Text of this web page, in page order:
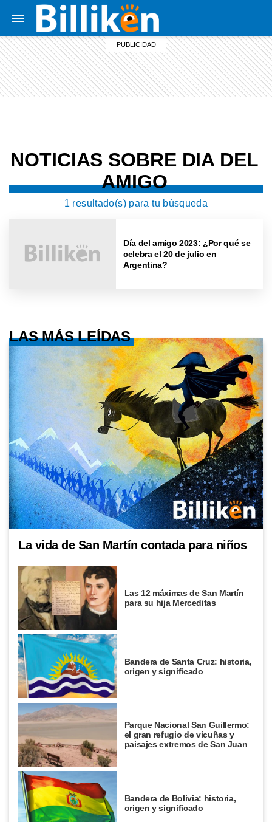
NOTICIAS SOBRE DIA DEL
AMIGO
1 resultado(s) para tu búsqueda
Día del amigo 2023: ¿Por qué se
celebra el 20 de julio en
Argentina?
LAS MÁS LEÍDAS
La vida de San Martín contada para niños
Las 12 máximas de San Martín
para su hija Merceditas
Bandera de Santa Cruz: historia,
origen y significado
Parque Nacional San Guillermo:
el gran refugio de vicuñas y
paisajes extremos de San Juan
Bandera de Bolivia: historia,
origen y significado